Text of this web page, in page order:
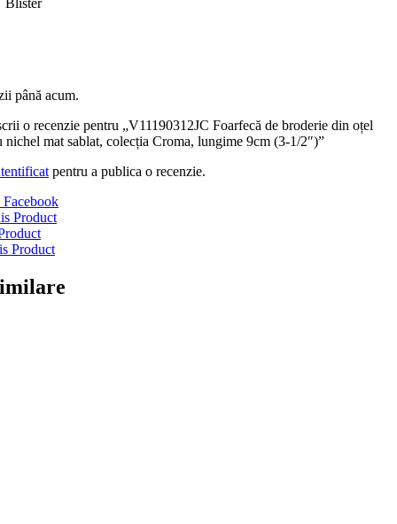
Blister
până acum.
o recenzie pentru „V11190312JC Foarfecă de broderie din oțel
nichel mat sablat, colecția Croma, lungime 9cm (3-1/2″)”
pentru a publica o recenzie.
Facebook
Product
Product